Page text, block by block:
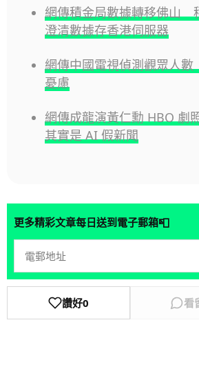
網傳積金局數據轉移佛山
澄清數據存香港伺服器
網傳中國電視偵測觀眾人
憂慮
網傳成龍演黃仁勳 HBO 劇
其實是 AI 假新聞
更多精彩文章每日送到電子郵箱📮
讚好0 看